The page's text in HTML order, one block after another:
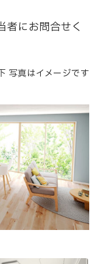
者にお問合せく
写真はイメージです